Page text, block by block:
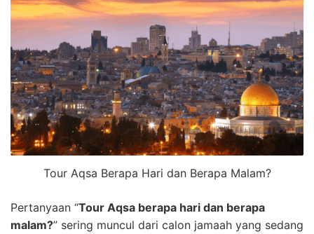
Tour Aqsa Berapa Hari dan Berapa Malam?
Pertanyaan “Tour Aqsa berapa hari dan berapa
malam?” sering muncul dari calon jamaah yang sedang